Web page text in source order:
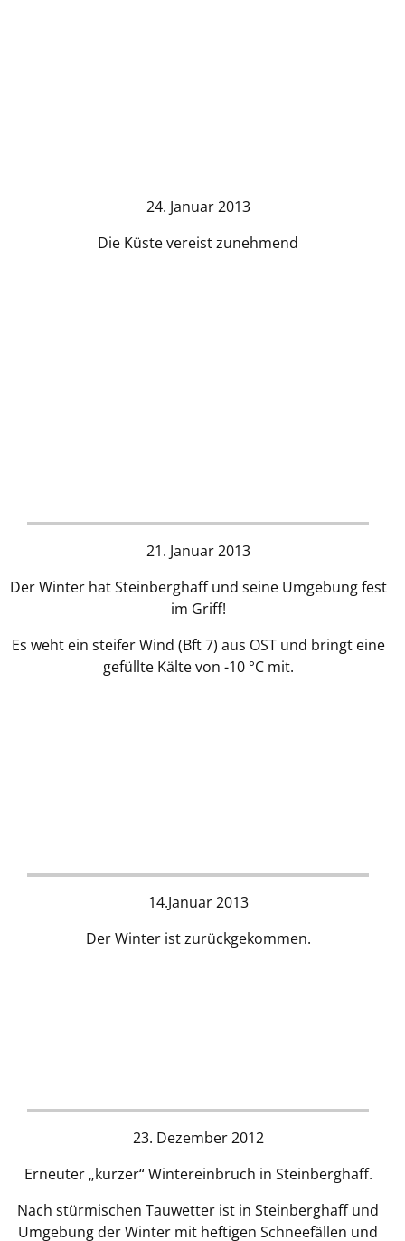
24. Januar 2013
Die Küste vereist zunehmend
21. Januar 2013
Der Winter hat Steinberghaff und seine Umgebung fest
im Griff!
Es weht ein steifer Wind (Bft 7) aus OST und bringt eine
gefüllte Kälte von -10 °C mit.
14.Januar 2013
Der Winter ist zurückgekommen.
23. Dezember 2012
Erneuter „kurzer“ Wintereinbruch in Steinberghaff.
Nach stürmischen Tauwetter ist in Steinberghaff und
Umgebung der Winter mit heftigen Schneefällen und